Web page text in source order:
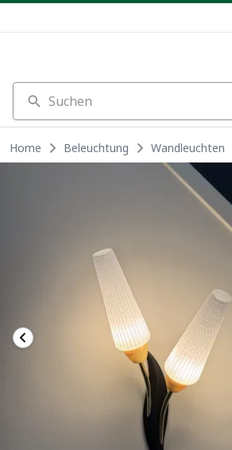
Suchen
Home Beleuchtung Wandleuchten